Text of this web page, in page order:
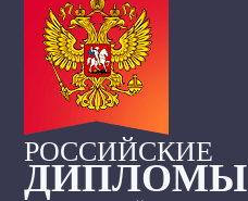
РОССИЙСКИЕ
ДИПЛОМЫ